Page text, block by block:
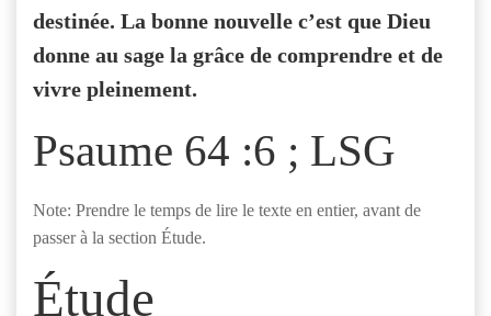
destinée. La bonne nouvelle c’est que Dieu
donne au sage la grâce de comprendre et de
vivre pleinement.
Psaume 64 :6 ; LSG
Note: Prendre le temps de lire le texte en entier, avant de
passer à la section Étude.
Étude